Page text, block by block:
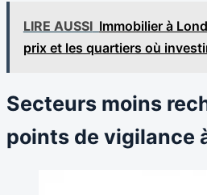
LIRE AUSSI Immobilier à
prix et les quartiers où
Secteurs moins
points de vigilance